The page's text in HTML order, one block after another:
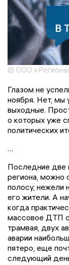
© ООО
Глазом не
ноября. Нет, мы
выходные.
о которых уже
политических
…
Последние две
региона, можно
полосу, нежели
его жители. А
когда
массовое ДТП с
трамвая, двух
аварии
пятеро, еще
следующий